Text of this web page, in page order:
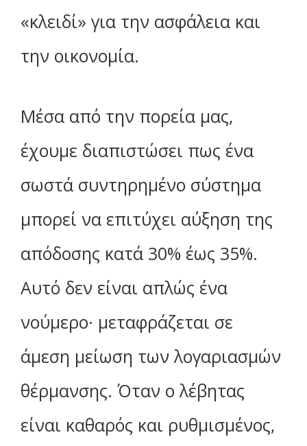
«κλειδί» για την ασφάλεια και
την οικονομία.
Μέσα από την πορεία μας,
έχουμε διαπιστώσει πως ένα
σωστά συντηρημένο σύστημα
μπορεί να επιτύχει αύξηση της
απόδοσης κατά 30% έως 35%.
Αυτό δεν είναι απλώς ένα
νούμερο· μεταφράζεται σε
άμεση μείωση των λογαριασμών
θέρμανσης. Όταν ο λέβητας
είναι καθαρός και ρυθμισμένος,